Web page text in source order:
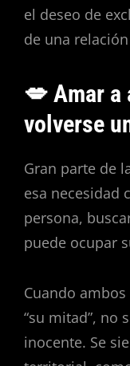
el deseo de
de una
💋 Amar a
volverse
Gran parte de
esa necesidad
persona,
puede ocupar
Cuando
“su mitad”, no
inocente. Se